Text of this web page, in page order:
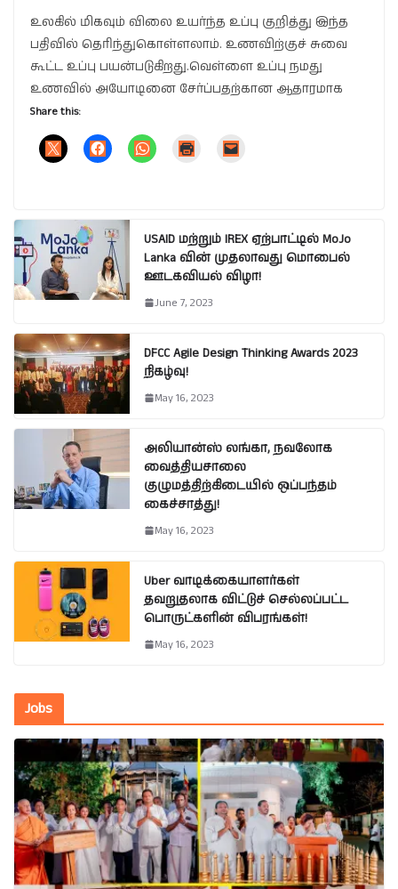
உலகில் மிகவும் விலை உயர்ந்த உப்பு குறித்து இந்த
பதிவில் தெரிந்துகொள்ளலாம். உணவிற்குச் சுவை
கூட்ட உப்பு பயன்படுகிறது.வெள்ளை உப்பு நமது
உணவில் அயோடினை சேர்ப்பதற்கான ஆதாரமாக
Share this:
USAID மற்றும் IREX ஏற்பாட்டில் MoJo
Lanka வின் முதலாவது மொபைல்
ஊடகவியல் விழா!
June 7, 2023
DFCC Agile Design Thinking Awards 2023
நிகழ்வு!
May 16, 2023
அலியான்ஸ் லங்கா, நவலோக
வைத்தியசாலை
குழுமத்திற்கிடையில் ஒப்பந்தம்
கைச்சாத்து!
May 16, 2023
Uber வாடிக்கையாளர்கள்
தவறுதலாக விட்டுச் செல்லப்பட்ட
பொருட்களின் விபரங்கள்!
May 16, 2023
Jobs